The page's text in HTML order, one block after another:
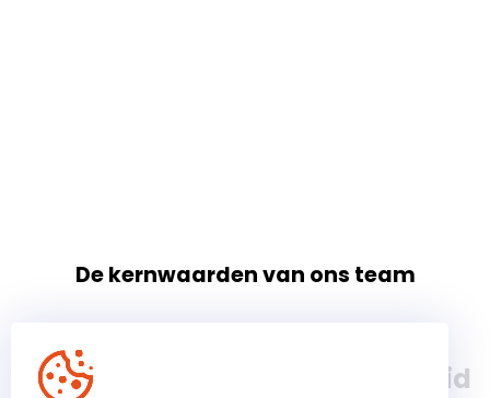
De kernwaarden van ons team
zorgt voor ultieme betrokkenheid